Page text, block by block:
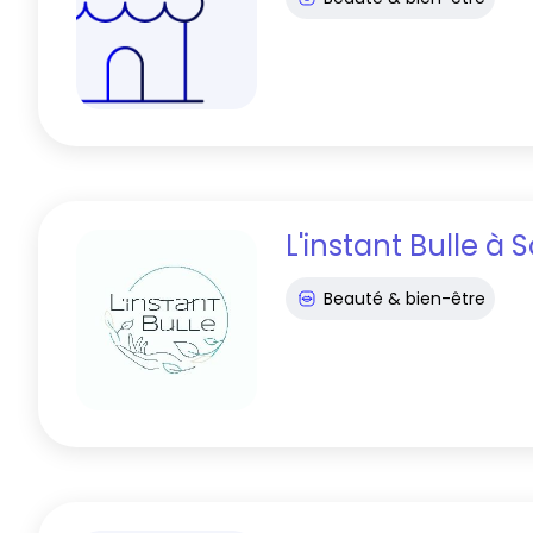
L'instant Bulle à
Beauté & bien-être